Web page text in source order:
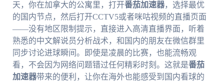
天，你在加拿大的公寓里，打开番茄加速器，选择最优
的国内节点，然后打开CCTV5或者咪咕视频的直播页面
——没有地区限制提示，直接进入高清直播界面，听着
熟悉的中文解说员分析战术，和国内的朋友在微信群里
同步讨论进球瞬间。即使是凌晨的比赛，也能流畅观
看，不会因为网络问题错过任何精彩时刻。这就是番茄
加速器带来的便利，让你在海外也能感受到国内看球的